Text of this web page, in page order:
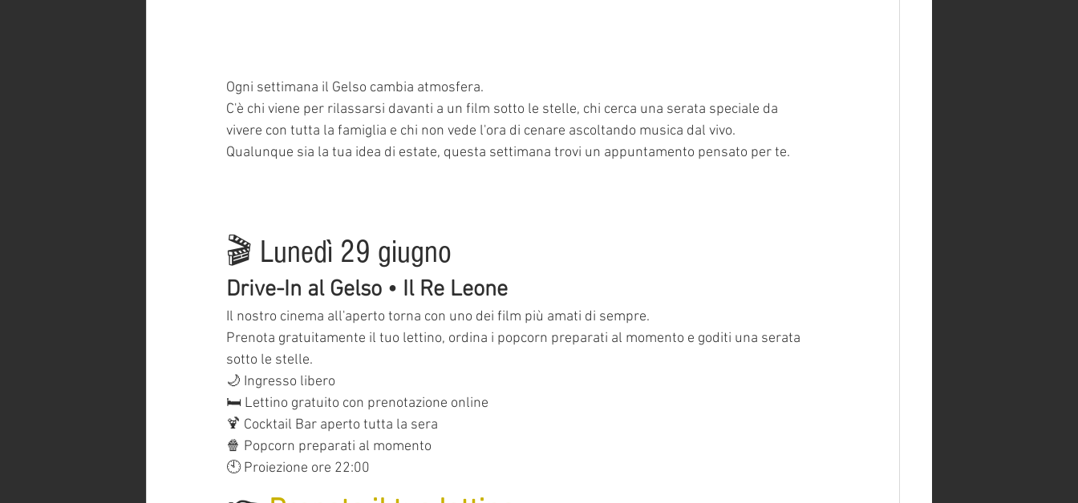
Ogni settimana il Gelso cambia atmosfera.
C'è chi viene per rilassarsi davanti a un film sotto le stelle, chi cerca una serata speciale da
vivere con tutta la famiglia e chi non vede l'ora di cenare ascoltando musica dal vivo.
Qualunque sia la tua idea di estate, questa settimana trovi un appuntamento pensato per te.
🎬 Lunedì 29 giugno
Drive-In al Gelso • Il Re Leone
Il nostro cinema all'aperto torna con uno dei film più amati di sempre.
Prenota gratuitamente il tuo lettino, ordina i popcorn preparati al momento e goditi una serata
sotto le stelle.
🌙 Ingresso libero
🛏️ Lettino gratuito con prenotazione online
🍹 Cocktail Bar aperto tutta la sera
🍿 Popcorn preparati al momento
🕙 Proiezione ore 22:00